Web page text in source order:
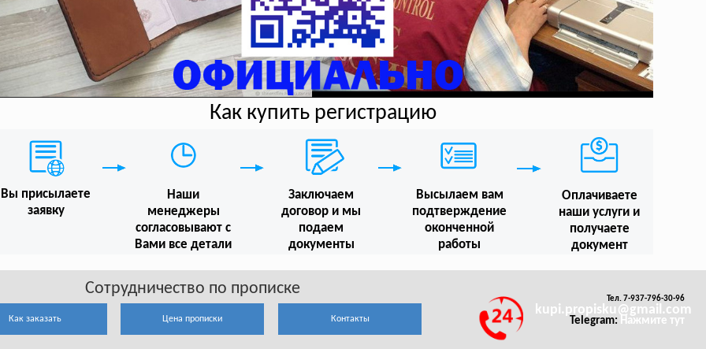
Как купить регистрацию
Вы присылаете
заявку
Наши
менеджеры
согласовывают с
Вами все детали
Заключаем
договор и мы
подаем
документы
Высылаем вам
подтверждение
оконченной
работы
Оплачиваете
наши услуги и
получаете
документ
Сотрудничество по прописке
Как заказать Цена прописки Контакты
Тел. 7-937-796-30-96
kupi.propisku@gmail.com
Telegram: Нажмите тут